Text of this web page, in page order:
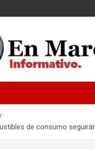
de consumo